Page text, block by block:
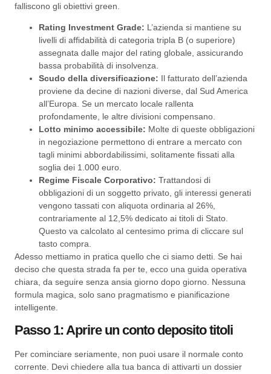
falliscono gli obiettivi green.
Rating Investment Grade: L’azienda si mantiene su
livelli di affidabilità di categoria tripla B (o superiore)
assegnata dalle major del rating globale, assicurando
bassa probabilità di insolvenza.
Scudo della diversificazione: Il fatturato dell’azienda
proviene da decine di nazioni diverse, dal Sud America
all’Europa. Se un mercato locale rallenta
profondamente, le altre divisioni compensano.
Lotto minimo accessibile: Molte di queste obbligazioni
in negoziazione permettono di entrare a mercato con
tagli minimi abbordabilissimi, solitamente fissati alla
soglia dei 1.000 euro.
Regime Fiscale Corporativo: Trattandosi di
obbligazioni di un soggetto privato, gli interessi generati
vengono tassati con aliquota ordinaria al 26%,
contrariamente al 12,5% dedicato ai titoli di Stato.
Questo va calcolato al centesimo prima di cliccare sul
tasto compra.
Adesso mettiamo in pratica quello che ci siamo detti. Se hai
deciso che questa strada fa per te, ecco una guida operativa
chiara, da seguire senza ansia giorno dopo giorno. Nessuna
formula magica, solo sano pragmatismo e pianificazione
intelligente.
Passo 1: Aprire un conto deposito titoli
Per cominciare seriamente, non puoi usare il normale conto
corrente. Devi chiedere alla tua banca di attivarti un dossier